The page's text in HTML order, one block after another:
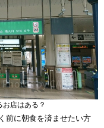
店はある？
前に朝食を済ませたい方